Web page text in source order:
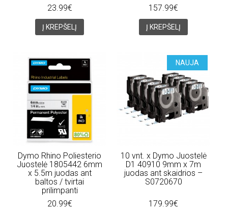
23.99€
Į KREPŠELĮ
157.99€
Į KREPŠELĮ
Dymo Rhino Poliesterio
Juostelė 1805442 6mm
x 5.5m juodas ant
baltos / tvirtai
prilimpanti
20.99€
NAUJA
10 vnt. x Dymo Juostelė
D1 40910 9mm x 7m
juodas ant skaidrios –
S0720670
179.99€